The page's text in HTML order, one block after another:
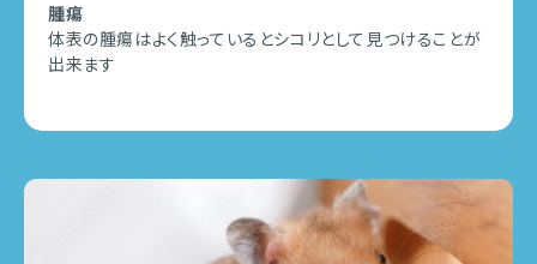
腫瘍
体表の腫瘍はよく触っているとシコリとして見つけることが
出来ます